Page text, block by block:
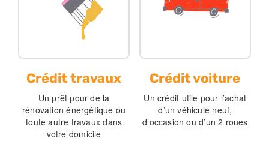
Crédit travaux
Un prêt pour de la
rénovation énergétique ou
toute autre travaux dans
votre domicile
Crédit voiture
Un crédit utile pour l’achat
d’un véhicule neuf,
d’occasion ou d’un 2 roues